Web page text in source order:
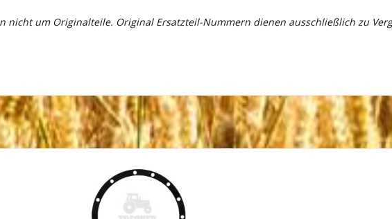
nicht um Originalteile. Original Ersatzteil-Nummern dienen ausschließlich zu